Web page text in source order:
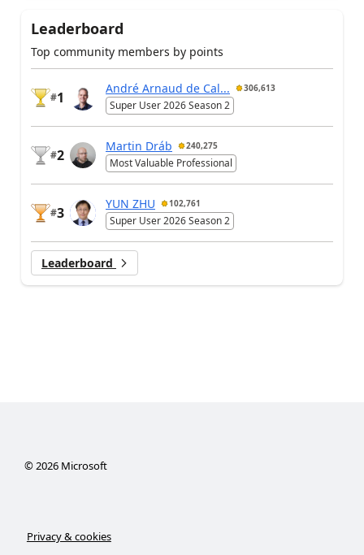
Leaderboard
Top community members by points
#1
André Arnaud de Cal... 306,613
Super User 2026 Season 2
#2
Martin Dráb 240,275
Most Valuable Professional
#3
YUN ZHU 102,761
Super User 2026 Season 2
Leaderboard
©2026Microsoft
Privacy & cookies